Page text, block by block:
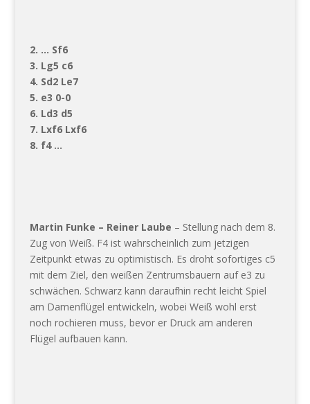
2. … Sf6
3. Lg5 c6
4. Sd2 Le7
5. e3 0-0
6. Ld3 d5
7. Lxf6 Lxf6
8. f4 …
Martin Funke – Reiner Laube – Stellung nach dem 8.
Zug von Weiß. F4 ist wahrscheinlich zum jetzigen
Zeitpunkt etwas zu optimistisch. Es droht sofortiges c5
mit dem Ziel, den weißen Zentrumsbauern auf e3 zu
schwächen. Schwarz kann daraufhin recht leicht Spiel
am Damenflügel entwickeln, wobei Weiß wohl erst
noch rochieren muss, bevor er Druck am anderen
Flügel aufbauen kann.